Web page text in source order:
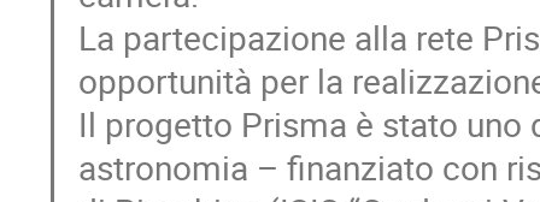
La partecipazione alla rete
opportunità per la
Il progetto Prisma è stato
astronomia – finanziato con